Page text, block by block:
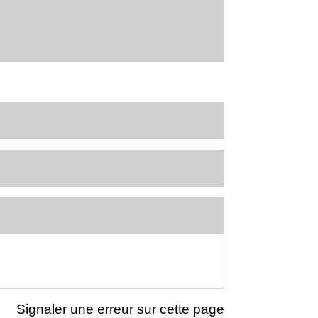
Signaler une erreur sur cette page